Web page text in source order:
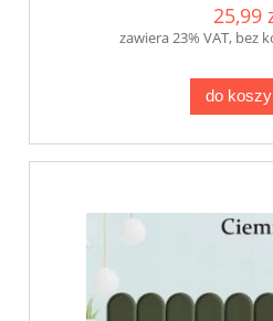
25,99
zawiera 23% VAT, bez
do